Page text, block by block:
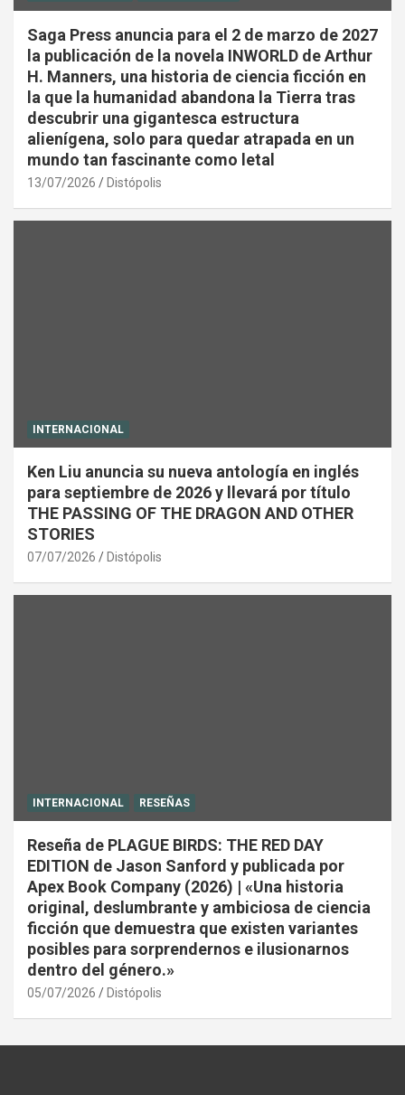
Saga Press anuncia para el 2 de marzo de 2027
la publicación de la novela INWORLD de Arthur
H. Manners, una historia de ciencia ficción en
la que la humanidad abandona la Tierra tras
descubrir una gigantesca estructura
alienígena, solo para quedar atrapada en un
mundo tan fascinante como letal
13/07/2026 Distópolis
INTERNACIONAL
Ken Liu anuncia su nueva antología en inglés
para septiembre de 2026 y llevará por título
THE PASSING OF THE DRAGON AND OTHER
STORIES
07/07/2026 Distópolis
INTERNACIONAL RESEÑAS
Reseña de PLAGUE BIRDS: THE RED DAY
EDITION de Jason Sanford y publicada por
Apex Book Company (2026) | «Una historia
original, deslumbrante y ambiciosa de ciencia
ficción que demuestra que existen variantes
posibles para sorprendernos e ilusionarnos
dentro del género.»
05/07/2026 Distópolis